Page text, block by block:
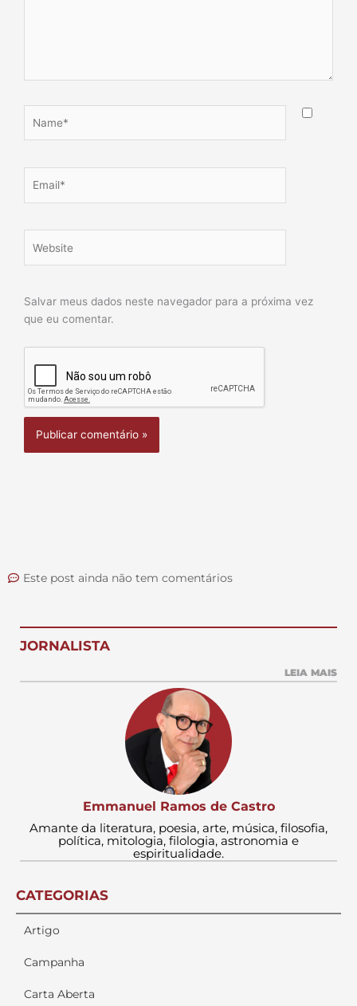
Salvar meus dados neste navegador para a próxima vez
que eu comentar.
Este post ainda não tem comentários
JORNALISTA
LEIA MAIS
Emmanuel Ramos de Castro
Amante da literatura, poesia, arte, música, filosofia,
política, mitologia, filologia, astronomia e
espiritualidade.
CATEGORIAS
Artigo
Campanha
Carta Aberta